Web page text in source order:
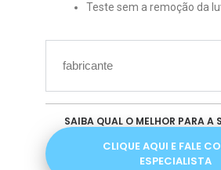
Teste sem a remoção da
fabricante
SAIBA QUAL O MELHOR PARA A
CLIQUE AQUI E FALE
ESPECIALISTA